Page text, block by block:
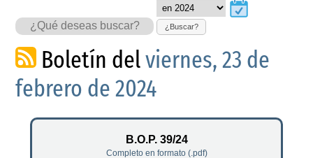
¿Buscar?
Boletín delviernes, 23 de
febrero de 2024
B.O.P. 39/24
Completo en formato (.pdf)